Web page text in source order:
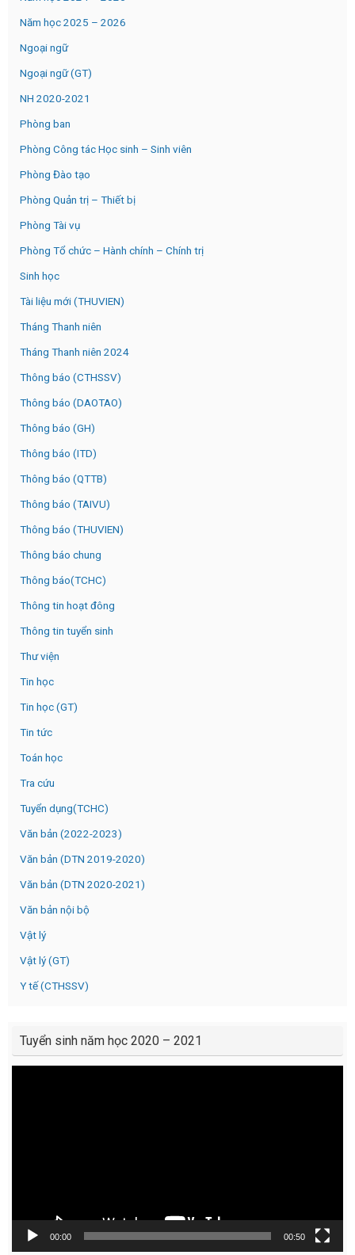
Năm học 2025 – 2026
Ngoại ngữ
Ngoại ngữ (GT)
NH 2020-2021
Phòng ban
Phòng Công tác Học sinh – Sinh viên
Phòng Đào tạo
Phòng Quản trị – Thiết bị
Phòng Tài vụ
Phòng Tổ chức – Hành chính – Chính trị
Sinh học
Tài liệu mới (THUVIEN)
Tháng Thanh niên
Tháng Thanh niên 2024
Thông báo (CTHSSV)
Thông báo (DAOTAO)
Thông báo (GH)
Thông báo (ITD)
Thông báo (QTTB)
Thông báo (TAIVU)
Thông báo (THUVIEN)
Thông báo chung
Thông báo(TCHC)
Thông tin hoạt đông
Thông tin tuyển sinh
Thư viện
Tin học
Tin học (GT)
Tin tức
Toán học
Tra cứu
Tuyển dụng(TCHC)
Văn bản (2022-2023)
Văn bản (DTN 2019-2020)
Văn bản (DTN 2020-2021)
Văn bản nội bộ
Vật lý
Vật lý (GT)
Y tế (CTHSSV)
Tuyển sinh năm học 2020 – 2021
00:00 00:50